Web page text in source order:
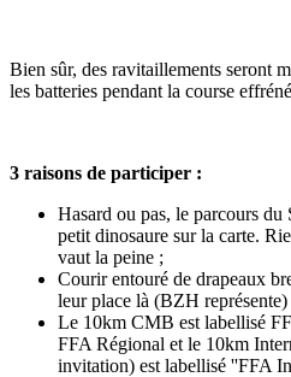
Bien sûr, des ravitaillements seront
les batteries pendant la course
3 raisons de participer :
Hasard ou pas, le parcours
petit dinosaure sur la carte.
vaut la peine ;
Courir entouré de drapeaux
leur place là (BZH représente)
Le 10km CMB est labellisé
FFA Régional et le 10km
invitation) est labellisé ''FFA